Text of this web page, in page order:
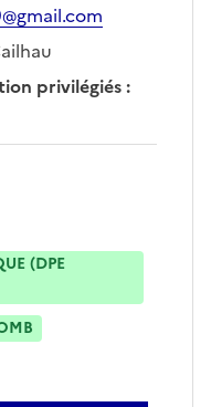
privilégiés:
(DPE